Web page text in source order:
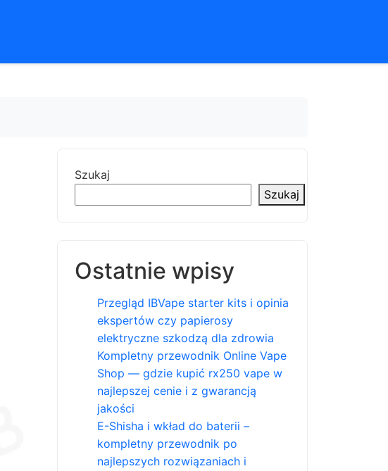
Szukaj
Szukaj
Ostatnie wpisy
Przegląd IBVape starter kits i opinia
ekspertów czy papierosy
elektryczne szkodzą dla zdrowia
Kompletny przewodnik Online Vape
Shop — gdzie kupić rx250 vape w
najlepszej cenie i z gwarancją
jakości
E-Shisha i wkład do baterii –
kompletny przewodnik po
najlepszych rozwiązaniach i